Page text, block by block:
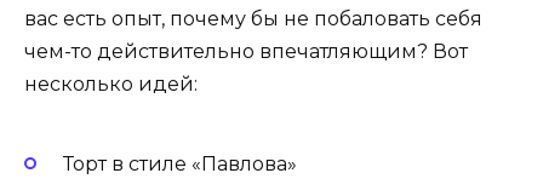
вас есть опыт, почему бы не побаловать себя
чем-то действительно впечатляющим? Вот
несколько идей:
Торт в стилe «Павлова»